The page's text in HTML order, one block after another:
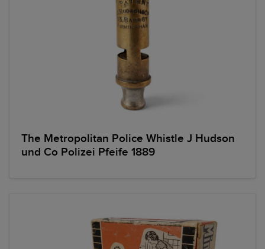
The Metropolitan Police Whistle J Hudson
und Co Polizei Pfeife 1889